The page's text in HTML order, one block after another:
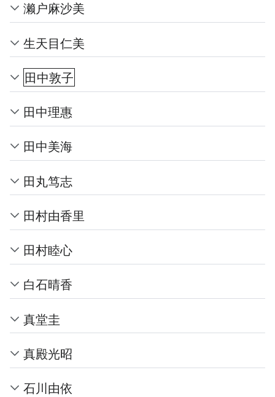
濑户麻沙美
生天目仁美
田中敦子
田中理惠
田中美海
田丸笃志
田村由香里
田村睦心
白石晴香
真堂圭
真殿光昭
石川由依